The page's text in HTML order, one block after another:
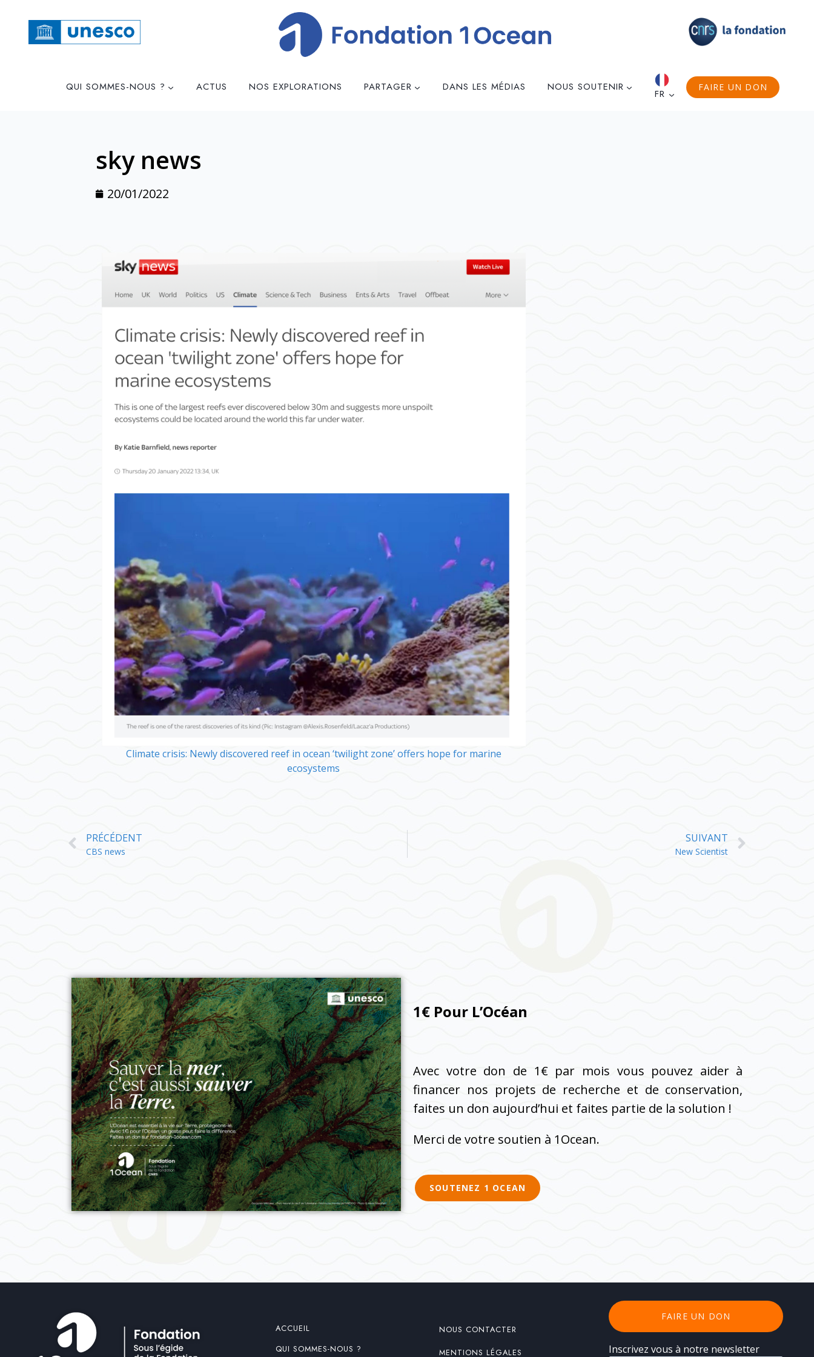
QUI SOMMES-NOUS ? ACTUS NOS EXPLORATIONS PARTAGER DANS LES MÉDIAS NOUS SOUTENIR
FR
FAIRE UN DON
sky news
20/01/2022
Climate crisis: Newly discovered reef in ocean ‘twilight zone’ offers hope for marine
ecosystems
PRÉCÉDENT
CBS news
SUIVANT
New Scientist
1€ Pour L’Océan
Avec votre don de 1€ par mois vous pouvez aider à
financer nos projets de recherche et de conservation,
faites un don aujourd’hui et faites partie de la solution !
Merci de votre soutien à 1Ocean.
SOUTENEZ 1 OCEAN
ACCUEIL
QUI SOMMES-NOUS ?
NOUS CONTACTER
MENTIONS LÉGALES
FAIRE UN DON
Inscrivez vous à notre newsletter